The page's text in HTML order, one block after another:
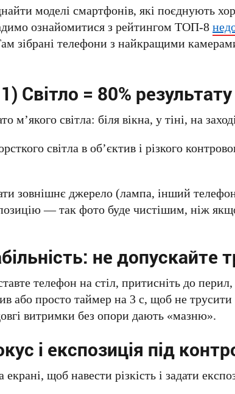
моделі смартфонів, які поєднують
ознайомитися з рейтингом ТОП-8
зібрані телефони з найкращими
1) Світло = 80% результату
м’якого світла: біля вікна, у тіні, на
світла в об’єктив і різкого
зовнішнє джерело (лампа, інший телефон
— так фото буде чистішим, ніж
не допускайте
телефон на стіл, притисніть до
або просто таймер на 3 с, щоб не трусити
витримки без опори дають «мазню».
і експозиція під
екрані, щоб навести різкість і задати